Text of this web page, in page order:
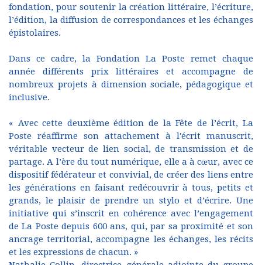
fondation, pour soutenir la création littéraire, l’écriture,
l’édition, la diffusion de correspondances et les échanges
épistolaires.
Dans ce cadre, la Fondation La Poste remet chaque
année différents prix littéraires et accompagne de
nombreux projets à dimension sociale, pédagogique et
inclusive.
« Avec cette deuxième édition de la Fête de l’écrit, La
Poste réaffirme son attachement à l'écrit manuscrit,
véritable vecteur de lien social, de transmission et de
partage. A l’ère du tout numérique, elle a à cœur, avec ce
dispositif fédérateur et convivial, de créer des liens entre
les générations en faisant redécouvrir à tous, petits et
grands, le plaisir de prendre un stylo et d’écrire. Une
initiative qui s’inscrit en cohérence avec l’engagement
de La Poste depuis 600 ans, qui, par sa proximité et son
ancrage territorial, accompagne les échanges, les récits
et les expressions de chacun. »